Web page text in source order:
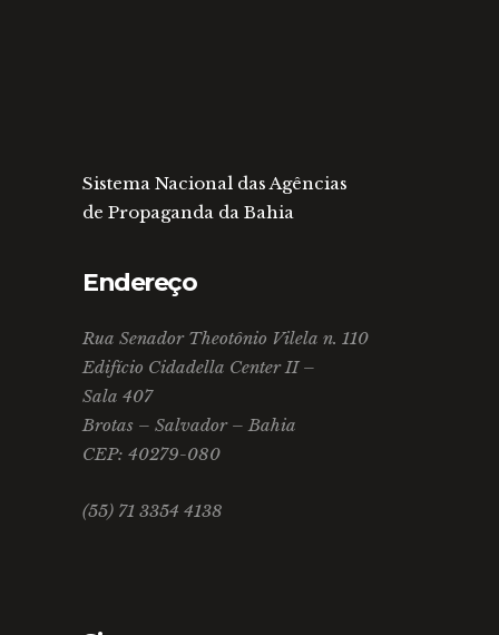
Sistema Nacional das Agências
de Propaganda da Bahia
Endereço
Rua Senador Theotônio Vilela n. 110
Edifício Cidadella Center II –
Sala 407
Brotas – Salvador – Bahia
CEP: 40279-080
(55) 71 3354 4138